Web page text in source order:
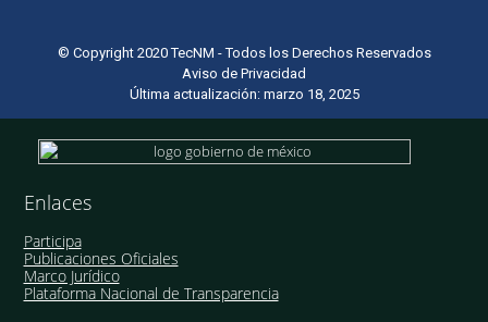
© Copyright 2020 TecNM - Todos los Derechos Reservados
Aviso de Privacidad
Última actualización: marzo 18, 2025
Enlaces
Participa
Publicaciones Oficiales
Marco Jurídico
Plataforma Nacional de Transparencia